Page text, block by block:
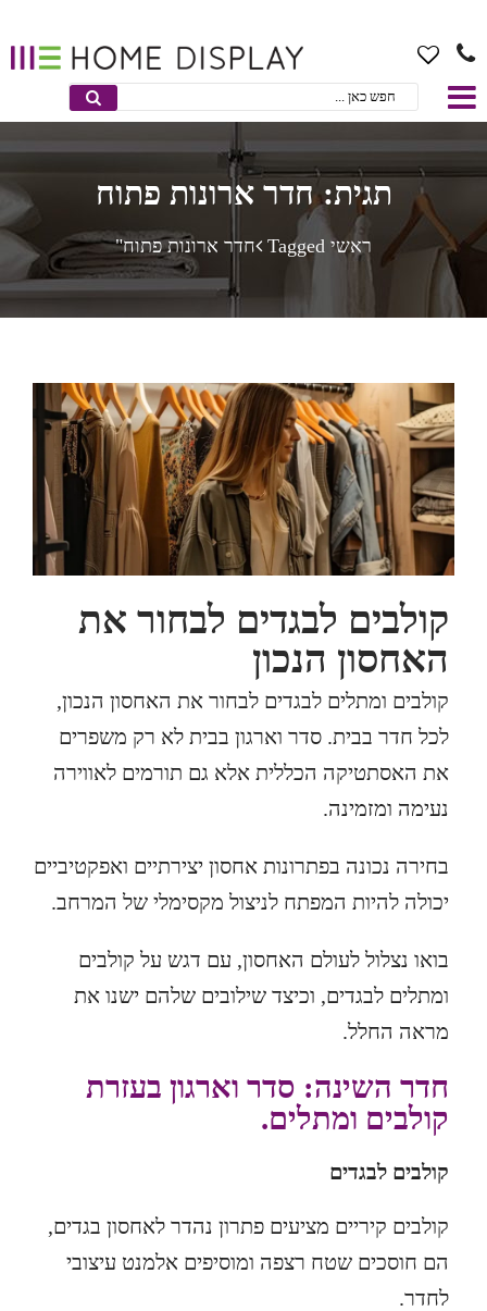
תגית: חדר ארונות פתוח
ראשי Taggedחדר ארונות פתוח"
קולבים לבגדים לבחור את
האחסון הנכון
קולבים ומתלים לבגדים לבחור את האחסון הנכון,
לכל חדר בבית. סדר וארגון בבית לא רק משפרים
את האסתטיקה הכללית אלא גם תורמים לאווירה
נעימה ומזמינה.
בחירה נכונה בפתרונות אחסון יצירתיים ואפקטיביים
יכולה להיות המפתח לניצול מקסימלי של המרחב.
בואו נצלול לעולם האחסון, עם דגש על קולבים
ומתלים לבגדים, וכיצד שילובים שלהם ישנו את
מראה החלל.
חדר השינה: סדר וארגון בעזרת
קולבים ומתלים.
קולבים לבגדים
קולבים קיריים מציעים פתרון נהדר לאחסון בגדים,
הם חוסכים שטח רצפה ומוסיפים אלמנט עיצובי
לחדר.